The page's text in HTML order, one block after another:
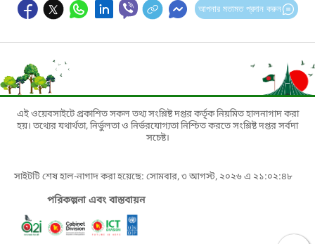
আপনার মতামত প্রদান করুন
এই ওয়েবসাইটে প্রকাশিত সকল তথ্য সংশ্লিষ্ট দপ্তর কর্তৃক নিয়মিত হালনাগাদ করা
হয়। তথ্যের যথার্থতা, নির্ভুলতা ও নির্ভরযোগ্যতা নিশ্চিত করতে সংশ্লিষ্ট দপ্তর সর্বদা
সচেষ্ট।
সাইটটি শেষ হাল-নাগাদ করা হয়েছে: সোমবার, ৩ আগস্ট, ২০২৬ এ ২১:০২:৪৮
পরিকল্পনা এবং বাস্তবায়ন